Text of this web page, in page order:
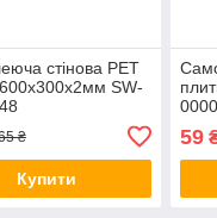
стінова PET
SW-
₴
Купити
59